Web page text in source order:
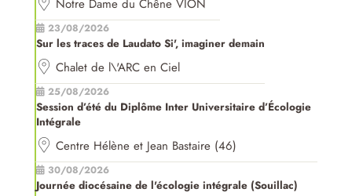
Notre Dame du Chêne VION
23/08/2026
Sur les traces de Laudato Si', imaginer demain
Chalet de l\'ARC en Ciel
25/08/2026
Session d’été du Diplôme Inter Universitaire d’Écologie
Intégrale
Centre Hélène et Jean Bastaire (46)
30/08/2026
Journée diocésaine de l'écologie intégrale (Souillac)